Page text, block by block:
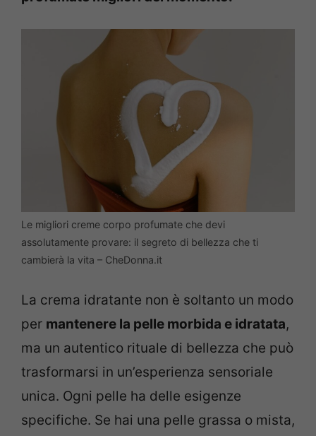
Le migliori creme corpo profumate che devi
assolutamente provare: il segreto di bellezza che ti
cambierà la vita – CheDonna.it
La crema idratante non è soltanto un modo
per mantenere la pelle morbida e idratata,
ma un autentico rituale di bellezza che può
trasformarsi in un’esperienza sensoriale
unica. Ogni pelle ha delle esigenze
specifiche. Se hai una pelle grassa o mista,